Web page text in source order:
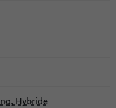
Hybride